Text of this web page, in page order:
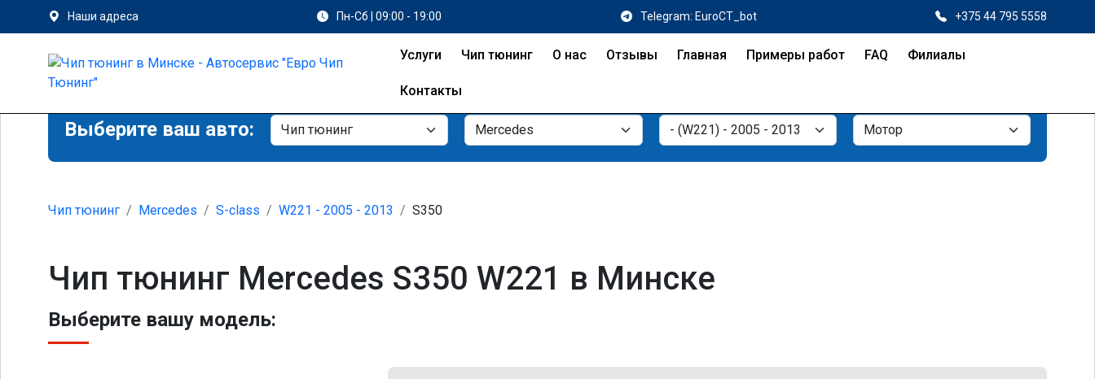
Наши адреса Пн-Сб | 09:00 - 19:00 Telegram: EuroCT_bot +375 44 795 5558
Услуги Чип тюнинг О нас Отзывы Главная Примеры работ FAQ Филиалы
Контакты
Выберите ваш авто:
Чип тюнинг Mercedes S-class W221 - 2005 - 2013 S350
Чип тюнинг Mercedes S350 W221 в Минске
Выберите вашу модель: